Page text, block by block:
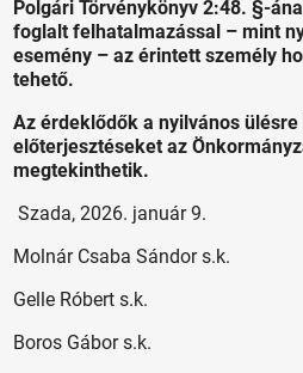
Polgári Törvénykönyv 2:48. §-
foglalt felhatalmazással – mint
esemény – az érintett személy
tehető.
Az érdeklődők a nyilvános
előterjesztéseket az
megtekinthetik.
Szada, 2026. január 9.
Molnár Csaba Sándor s.k.
Gelle Róbert s.k.
Boros Gábor s.k.